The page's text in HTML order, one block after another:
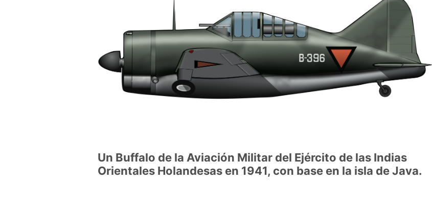
Un Buffalo de la Aviación Militar del Ejército de las Indias
Orientales Holandesas en 1941, con base en la isla de Java.